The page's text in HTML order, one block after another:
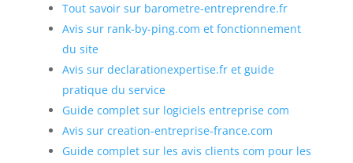
Tout savoir sur barometre-entreprendre.fr
Avis sur rank-by-ping.com et fonctionnement
du site
Avis sur declarationexpertise.fr et guide
pratique du service
Guide complet sur logiciels entreprise com
Avis sur creation-entreprise-france.com
Guide complet sur les avis clients com pour les